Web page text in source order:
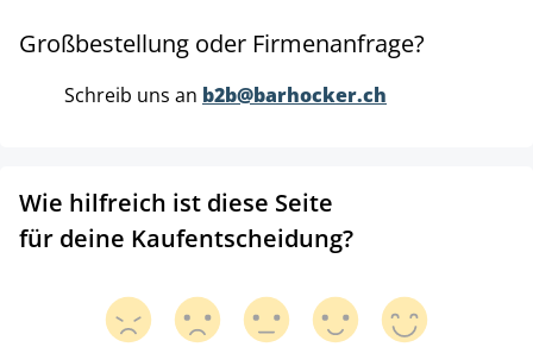
Großbestellung oder Firmenanfrage?
Schreib uns an b2b@barhocker.ch
Wie hilfreich ist diese Seite
für deine Kaufentscheidung?